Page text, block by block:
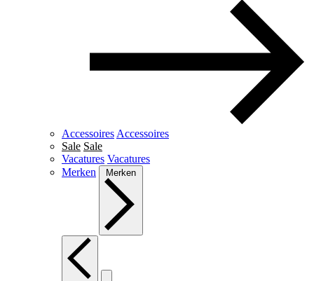
Accessoires Accessoires
Sale Sale
Vacatures Vacatures
Merken
Merken